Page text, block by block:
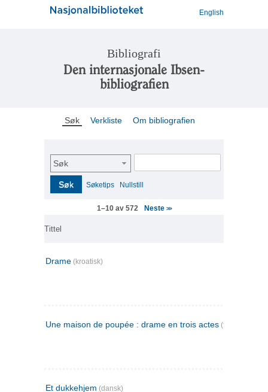
English
Bibliografi
Den internasjonale Ibsen-
bibliografien
Søk Verkliste Om bibliografien
Søk
Søk Søketips Nullstill
1–10 av 572 Neste >>
Tittel
Drame (kroatisk)
Une maison de poupée : drame en trois actes (fransk)
Et dukkehjem (dansk)